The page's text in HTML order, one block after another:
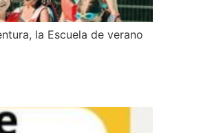
la Escuela de verano